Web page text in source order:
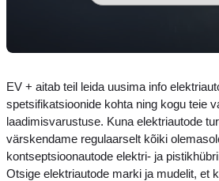
EV + aitab teil leida uusima info
spetsifikatsioonide kohta ning kogu teie
laadimisvarustuse. Kuna elektriautode
värskendame regulaarselt kõiki
kontseptsioonautode elektri- ja
Otsige elektriautode marki ja mudelit, et